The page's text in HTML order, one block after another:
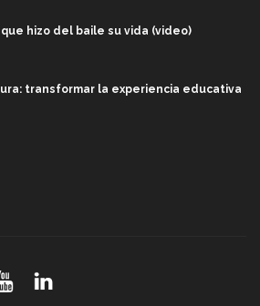
que hizo del baile su vida (video)
transformar la experiencia educativa